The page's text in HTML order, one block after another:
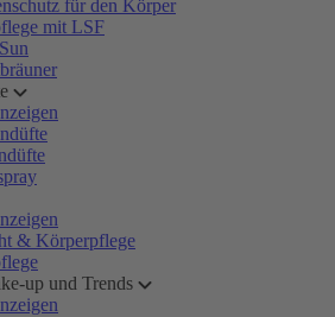
für den Körper
mit LSF
& Körperpflege
up und Trends